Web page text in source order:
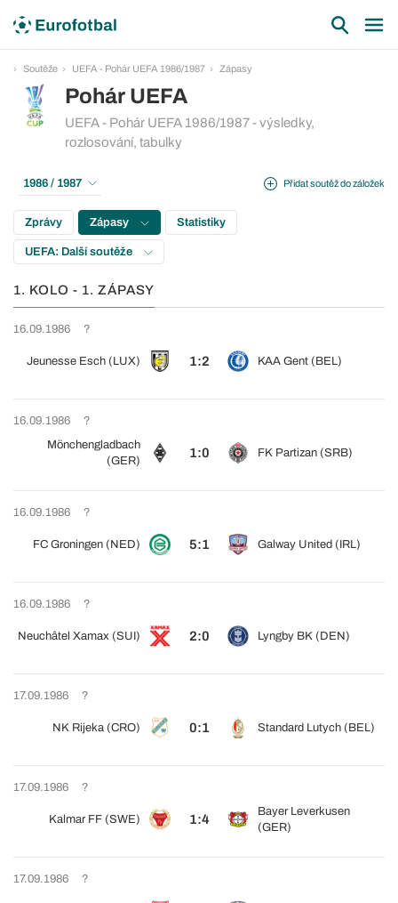
Soutěže UEFA - Pohár UEFA 1986/1987 Zápasy
Pohár UEFA
UEFA - Pohár UEFA 1986/1987 - výsledky,
rozlosování, tabulky
Přidat soutěž do záložek
1986 / 1987
Zprávy Zápasy Statistiky
UEFA: Další soutěže
1. KOLO - 1. ZÁPASY
16.09.1986 ?
Jeunesse Esch (LUX) 1:2 KAA Gent (BEL)
16.09.1986
?
Mönchengladbach
(GER)
1:0 FK Partizan (SRB)
16.09.1986 ?
FC Groningen (NED) 5:1 Galway United (IRL)
16.09.1986 ?
Neuchâtel Xamax (SUI) 2:0 Lyngby BK (DEN)
17.09.1986 ?
NK Rijeka (CRO) 0:1 Standard Lutych (BEL)
17.09.1986 ?
Kalmar FF (SWE) 1:4
Bayer Leverkusen
(GER)
17.09.1986 ?